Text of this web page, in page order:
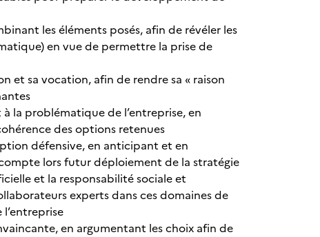
les éléments posés, afin de révéler les
en vue de permettre la prise de
et sa vocation, afin de rendre sa « raison
la problématique de l’entreprise, en
des options retenues
défensive, en anticipant et en
lors futur déploiement de la stratégie
et la responsabilité sociale et
experts dans ces domaines de
en argumentant les choix afin de